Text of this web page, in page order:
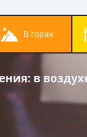
в горах
: в